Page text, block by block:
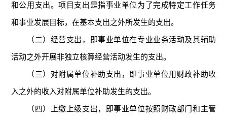
和公用支出。项目支出是指事业单位为了完成特定工作任务
和事业发展目标，在基本支出之外所发生的支出。
（二）经营支出，即事业单位在专业业务活动及其辅助
活动之外开展非独立核算经营活动发生的支出。
（三）对附属单位补助支出，即事业单位用财政补助收
入之外的收入对附属单位补助发生的支出。
（四）上缴上级支出，即事业单位按照财政部门和主管